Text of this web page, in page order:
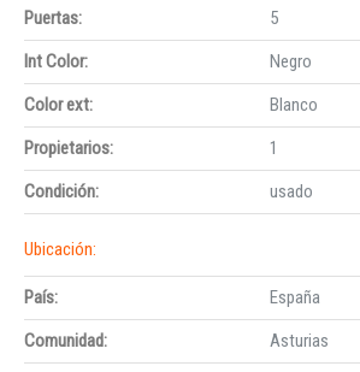
Puertas:
5
Int Color:
Negro
Color ext:
Blanco
Propietarios:
1
Condición:
usado
Ubicación:
País:
España
Comunidad:
Asturias